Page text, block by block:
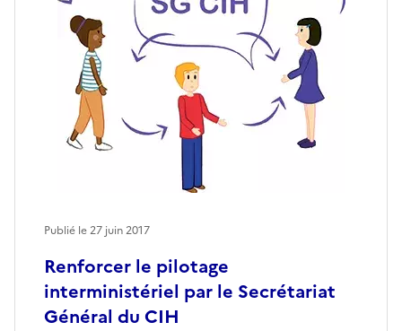
Renforcer le pilotage
interministériel par le Secrétariat
Général du CIH
Publié le27 juin 2017